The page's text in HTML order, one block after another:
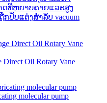
ປັບແຕ່ງສໍາລັບ vacuum
Direct Oil Rotary Vane
molecular pump